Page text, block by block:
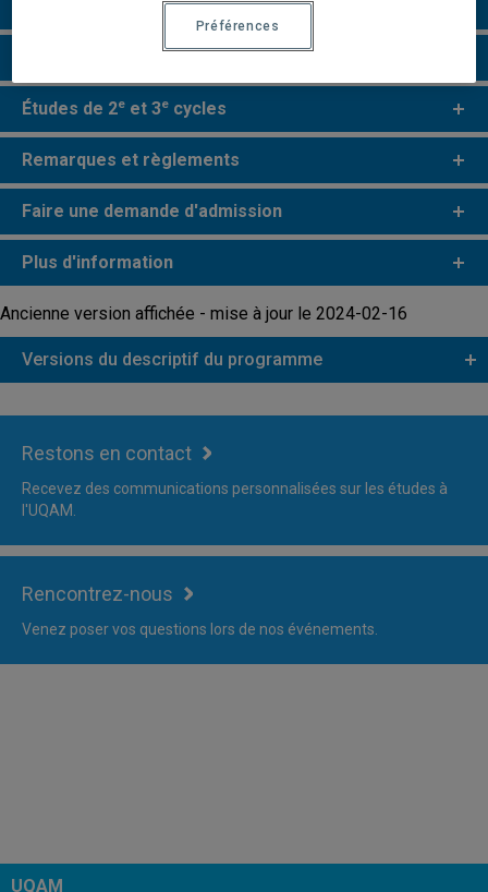
Perspectives professionnelles
Études de 2e et 3e cycles
Remarques et règlements
Faire une demande d'admission
Plus d'information
Ancienne version affichée - mise à jour le 2024-02-16
Versions du descriptif du programme
Restons en contact
Recevez des communications personnalisées sur les études à
l'UQAM.
Rencontrez-nous
Venez poser vos questions lors de nos événements.
UQAM
Préférences